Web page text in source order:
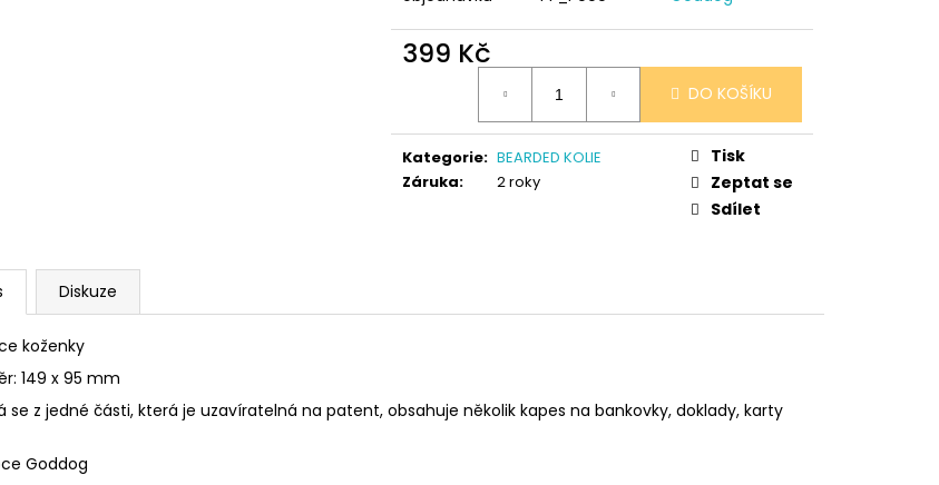
399 Kč
DO KOŠÍKU
Kategorie: BEARDED KOLIE
Záruka: 2 roky
Tisk
Zeptat se
Sdílet
Diskuze
koženky
149 x 95 mm
se z jedné části, která je uzavíratelná na patent, obsahuje několik kapes na bankovky, doklady, karty
Goddog
SÓJOVÁ SVÍČKA V PORCELÁNU RŮŽE